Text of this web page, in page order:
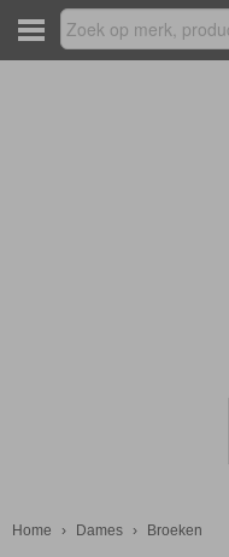
Home › Dames › Broeken